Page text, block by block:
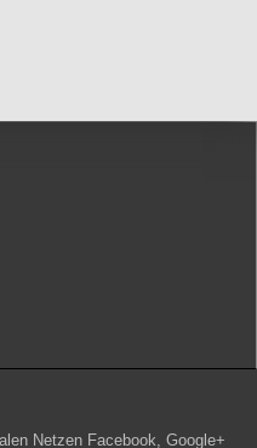
Netzen Facebook, Google+